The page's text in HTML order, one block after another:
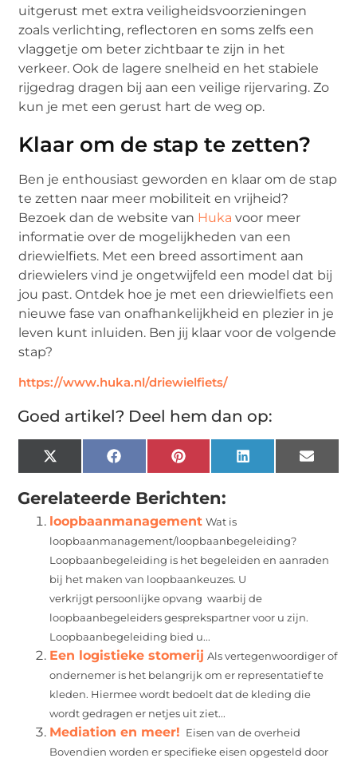
uitgerust met extra veiligheidsvoorzieningen
zoals verlichting, reflectoren en soms zelfs een
vlaggetje om beter zichtbaar te zijn in het
verkeer. Ook de lagere snelheid en het stabiele
rijgedrag dragen bij aan een veilige rijervaring. Zo
kun je met een gerust hart de weg op.
Klaar om de stap te zetten?
Ben je enthousiast geworden en klaar om de stap
te zetten naar meer mobiliteit en vrijheid?
Bezoek dan de website van Huka voor meer
informatie over de mogelijkheden van een
driewielfiets. Met een breed assortiment aan
driewielers vind je ongetwijfeld een model dat bij
jou past. Ontdek hoe je met een driewielfiets een
nieuwe fase van onafhankelijkheid en plezier in je
leven kunt inluiden. Ben jij klaar voor de volgende
stap?
https://www.huka.nl/driewielfiets/
Goed artikel? Deel hem dan op:
X
(Twitter)
FacebookPinterest LinkedIn Email
Gerelateerde Berichten:
loopbaanmanagement Wat is
loopbaanmanagement/loopbaanbegeleiding?
Loopbaanbegeleiding is het begeleiden en aanraden
bij het maken van loopbaankeuzes. U
verkrijgt persoonlijke opvang waarbij de
loopbaanbegeleiders gesprekspartner voor u zijn.
Loopbaanbegeleiding bied u...
Een logistieke stomerij Als vertegenwoordiger of
ondernemer is het belangrijk om er representatief te
kleden. Hiermee wordt bedoelt dat de kleding die
wordt gedragen er netjes uit ziet...
Mediation en meer! Eisen van de overheid
Bovendien worden er specifieke eisen opgesteld door